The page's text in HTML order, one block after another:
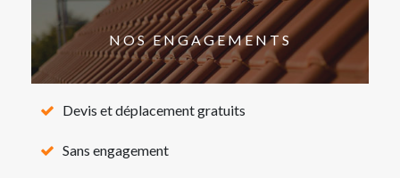
NOS ENGAGEMENTS
Devis et déplacement gratuits
Sans engagement